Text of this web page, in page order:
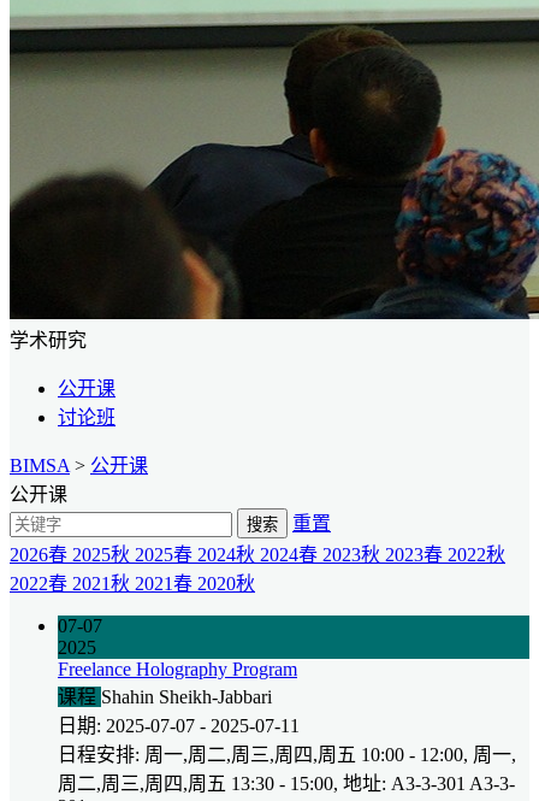
学术研究
公开课
讨论班
BIMSA > 公开课
公开课
搜索
重置
2026春 2025秋 2025春 2024秋 2024春 2023秋 2023春 2022秋
2022春 2021秋 2021春 2020秋
07-07
2025
Freelance Holography Program
课程 Shahin Sheikh-Jabbari
日期: 2025-07-07 - 2025-07-11
日程安排: 周一,周二,周三,周四,周五 10:00 - 12:00, 周一,
周二,周三,周四,周五 13:30 - 15:00, 地址: A3-3-301 A3-3-